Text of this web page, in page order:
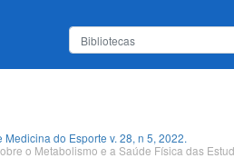
do Esporte v. 28, n 5, 2022.
o Metabolismo e a Saúde Física das